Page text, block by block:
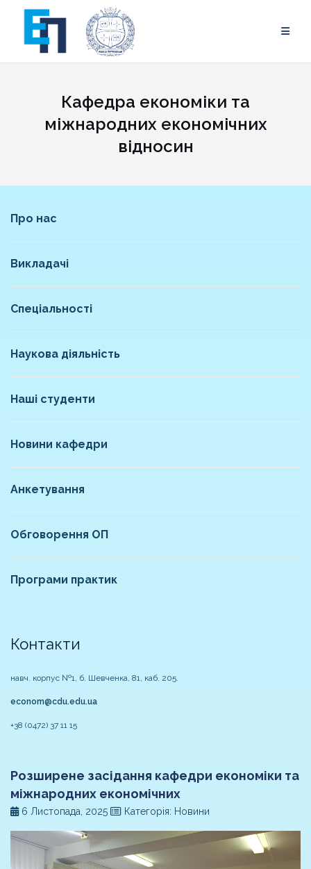
content
Кафедра економіки та
міжнародних економічних
відносин
Про нас
Викладачі
Спеціальності
Наукова діяльність
Наші студенти
Новини кафедри
Анкетування
Обговорення ОП
Програми практик
Контакти
навч. корпус №1, б. Шевченка, 81, каб. 205.
econom@cdu.edu.ua
+38 (0472) 37 11 15
Розширене засідання кафедри економіки та
міжнародних економічних
6 Листопада, 2025 Категорія: Новини